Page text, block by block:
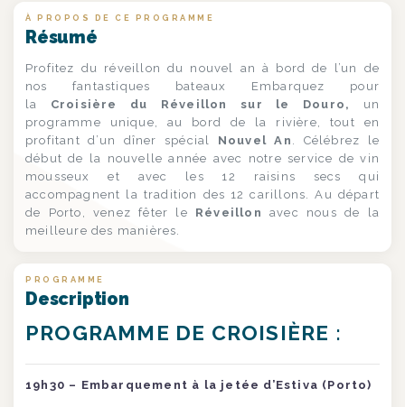
À PROPOS DE CE PROGRAMME
Résumé
Profitez du réveillon du nouvel an à bord de l’un de
nos fantastiques bateaux Embarquez pour
la Croisière du Réveillon sur le Douro,
un
programme unique, au bord de la rivière, tout en
profitant d’un dîner spécial Nouvel An
. Célébrez le
début de la nouvelle année avec notre service de vin
mousseux et avec les 12 raisins secs qui
accompagnent la tradition des 12 carillons. Au départ
de Porto, venez fêter le Réveillon
avec nous de la
meilleure des manières.
PROGRAMME
Description
PROGRAMME DE CROISIÈRE :
19h30 – Embarquement à la jetée d’Estiva (Porto)